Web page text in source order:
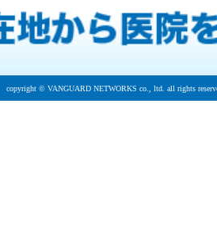
copyright © VANGUARD NETWORKS co., ltd. all rights